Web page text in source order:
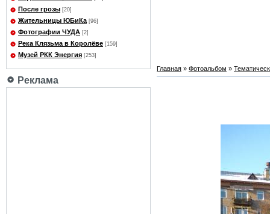
После грозы [20]
Жительницы ЮБиКа [96]
Фотографии ЧУДА [2]
Река Клязьма в Королёве [159]
Музей РКК Энергия [253]
Реклама
Главная » Фотоальбом »